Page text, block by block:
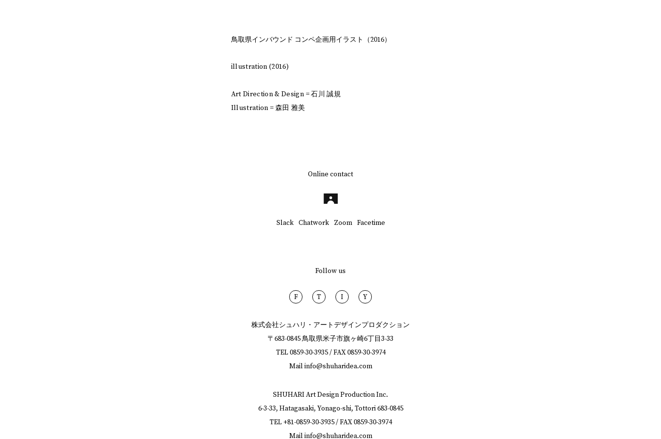
鳥取県インバウンド コンペ企画用イラスト（2016）
illustration (2016)
Art Direction & Design = 石川 誠規
Illustration = 森田 雅美
Online contact
Slack Chatwork Zoom Facetime
Follow us
F T I Y
株式会社シュハリ・アートデザインプロダクション
〒683-0845 鳥取県米子市旗ヶ崎6丁目3-33
TEL0859-30-3935/ FAX0859-30-3974
Mailinfo@shuharidea.com
SHUHARI Art Design Production Inc.
6-3-33, Hatagasaki, Yonago-shi, Tottori 683-0845
TEL+81-0859-30-3935/ FAX0859-30-3974
Mailinfo@shuharidea.com